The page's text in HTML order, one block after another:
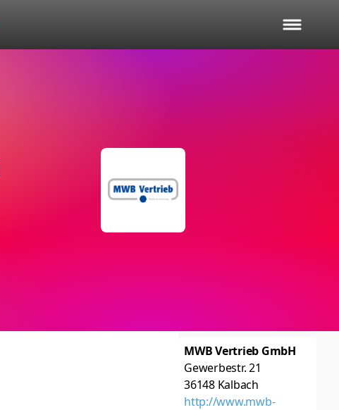
MWB Vertrieb GmbH
Gewerbestr. 21
36148 Kalbach
http://www.mwb-